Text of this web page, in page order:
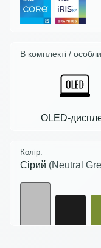
В комплекті /
OLED-
Колір:
Сірий (Neutral